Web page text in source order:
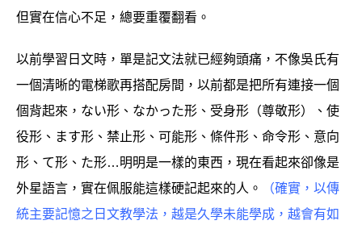
但實在信心不足，總要重覆翻看。
以前學習日文時，單是記文法就已經夠頭痛，不像吳氏有
一個清晰的電梯歌再搭配房間，以前都是把所有連接一個
個背起來，ない形、なかった形、受身形（尊敬形）、使
役形、ます形、禁止形、可能形、條件形、命令形、意向
形、て形、た形…明明是一樣的東西，現在看起來卻像是
外星語言，實在佩服能這樣硬記起來的人。
（確實，以傳
統主要記憶之日文教學法，越是久學未能學成，越會有如